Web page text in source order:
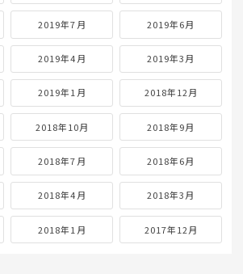
2019年7月 2019年6月
2019年4月 2019年3月
2019年1月 2018年12月
2018年10月 2018年9月
2018年7月 2018年6月
2018年4月 2018年3月
2018年1月 2017年12月